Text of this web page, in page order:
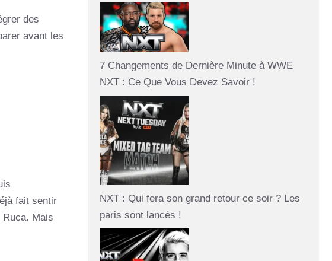
des
avant les
fait sentir
Mais
7 Changements de Dernière Minute à WWE
NXT : Ce Que Vous Devez Savoir !
NXT : Qui fera son grand retour ce soir ? Les
paris sont lancés !